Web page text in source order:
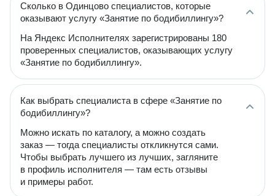
Сколько в Одинцово специалистов, которые
оказывают услугу «Занятие по бодибиллингу»?
На Яндекс Исполнителях зарегистрированы 180
проверенных специалистов, оказывающих услугу
«Занятие по бодибиллингу».
Как выбрать специалиста в сфере «Занятие по
бодибиллингу»?
Можно искать по каталогу, а можно создать
заказ — тогда специалисты откликнутся сами.
Чтобы выбрать лучшего из лучших, загляните
в профиль исполнителя — там есть отзывы
и примеры работ.